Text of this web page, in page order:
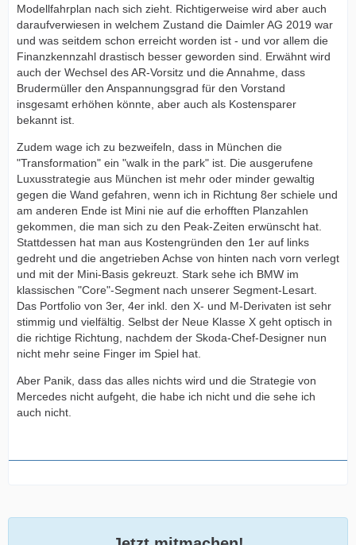
Modellfahrplan nach sich zieht. Richtigerweise wird aber auch
daraufverwiesen in welchem Zustand die Daimler AG 2019 war
und was seitdem schon erreicht worden ist - und vor allem die
Finanzkennzahl drastisch besser geworden sind. Erwähnt wird
auch der Wechsel des AR-Vorsitz und die Annahme, dass
Brudermüller den Anspannungsgrad für den Vorstand
insgesamt erhöhen könnte, aber auch als Kostensparer
bekannt ist.
Zudem wage ich zu bezweifeln, dass in München die
"Transformation" ein "walk in the park" ist. Die ausgerufene
Luxusstrategie aus München ist mehr oder minder gewaltig
gegen die Wand gefahren, wenn ich in Richtung 8er schiele und
am anderen Ende ist Mini nie auf die erhofften Planzahlen
gekommen, die man sich zu den Peak-Zeiten erwünscht hat.
Stattdessen hat man aus Kostengründen den 1er auf links
gedreht und die angetrieben Achse von hinten nach vorn verlegt
und mit der Mini-Basis gekreuzt. Stark sehe ich BMW im
klassischen "Core"-Segment nach unserer Segment-Lesart.
Das Portfolio von 3er, 4er inkl. den X- und M-Derivaten ist sehr
stimmig und vielfältig. Selbst der Neue Klasse X geht optisch in
die richtige Richtung, nachdem der Skoda-Chef-Designer nun
nicht mehr seine Finger im Spiel hat.
Aber Panik, dass das alles nichts wird und die Strategie von
Mercedes nicht aufgeht, die habe ich nicht und die sehe ich
auch nicht.